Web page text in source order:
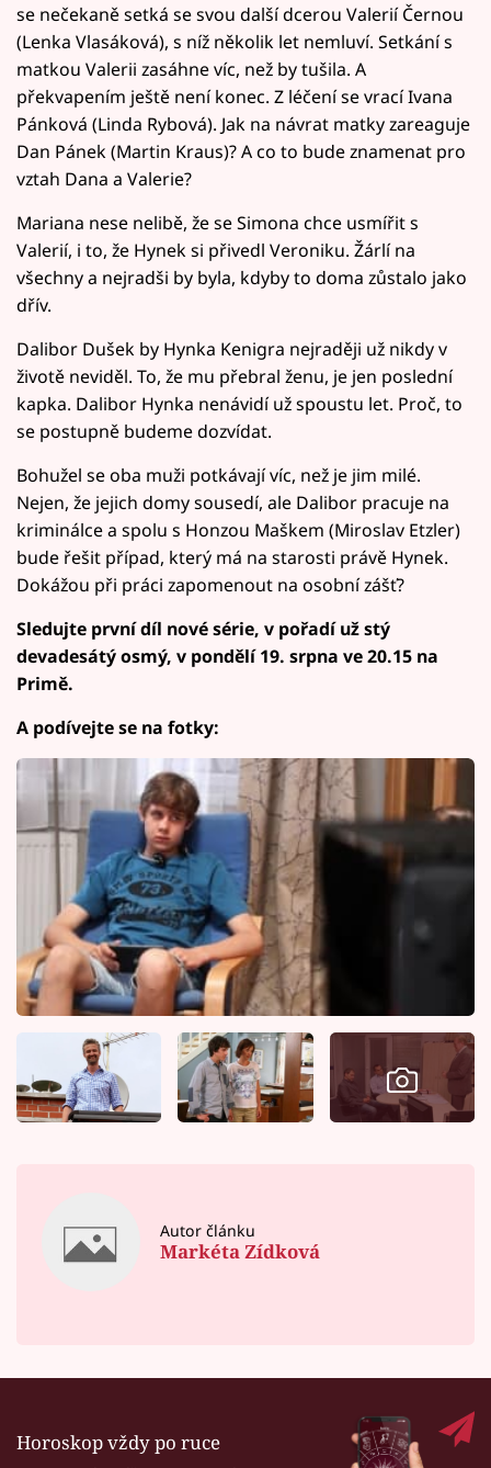
se nečekaně setká se svou další dcerou Valerií Černou
(Lenka Vlasáková), s níž několik let nemluví. Setkání s
matkou Valerii zasáhne víc, než by tušila. A
překvapením ještě není konec. Z léčení se vrací Ivana
Pánková (Linda Rybová). Jak na návrat matky zareaguje
Dan Pánek (Martin Kraus)? A co to bude znamenat pro
vztah Dana a Valerie?
Mariana nese nelibě, že se Simona chce usmířit s
Valerií, i to, že Hynek si přivedl Veroniku. Žárlí na
všechny a nejradši by byla, kdyby to doma zůstalo jako
dřív.
Dalibor Dušek by Hynka Kenigra nejraději už nikdy v
životě neviděl. To, že mu přebral ženu, je jen poslední
kapka. Dalibor Hynka nenávidí už spoustu let. Proč, to
se postupně budeme dozvídat.
Bohužel se oba muži potkávají víc, než je jim milé.
Nejen, že jejich domy sousedí, ale Dalibor pracuje na
kriminálce a spolu s Honzou Maškem (Miroslav Etzler)
bude řešit případ, který má na starosti právě Hynek.
Dokážou při práci zapomenout na osobní zášť?
Sledujte první díl nové série, v pořadí už stý
devadesátý osmý, v pondělí 19. srpna ve 20.15 na
Primě.
A podívejte se na fotky:
Autor článku
Markéta Zídková
Horoskop vždy po ruce